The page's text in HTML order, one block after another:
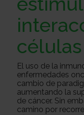
sobre
el
cancer
Transparencia
Trabaja
El uso de la
enfermedades
cambio de
aumentando la
de cáncer. Sin
camino por